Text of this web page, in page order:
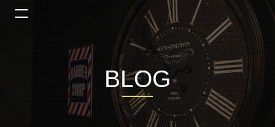
BLOG